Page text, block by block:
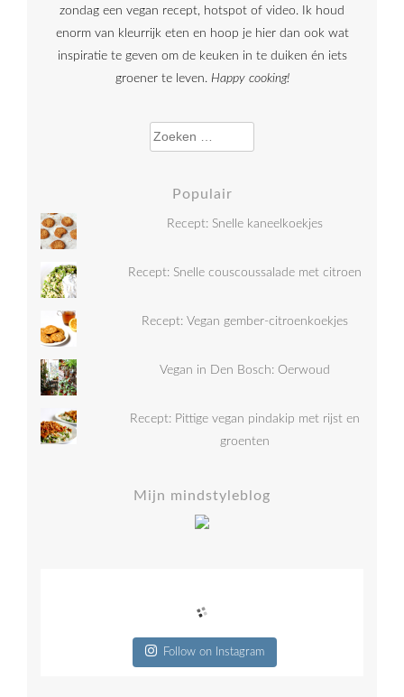
zondag een vegan recept, hotspot of video. Ik houd
enorm van kleurrijk eten en hoop je hier dan ook wat
inspiratie te geven om de keuken in te duiken én iets
groener te leven. Happy cooking!
Zoeken naar:
Populair
Recept: Snelle kaneelkoekjes
Recept: Snelle couscoussalade met citroen
Recept: Vegan gember-citroenkoekjes
Vegan in Den Bosch: Oerwoud
Recept: Pittige vegan pindakip met rijst en
groenten
Mijn mindstyleblog
Follow on Instagram